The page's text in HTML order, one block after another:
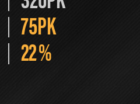
75PK
22%